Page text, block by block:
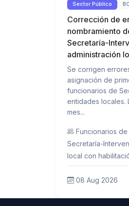
Sector Público
Corrección de
nombramiento
Secretaría-
administración
Se corrigen
asignación de
funcionarios de
entidades locales.
mes...
Funcionarios
Secretaría-
local con
08 Aug 2026